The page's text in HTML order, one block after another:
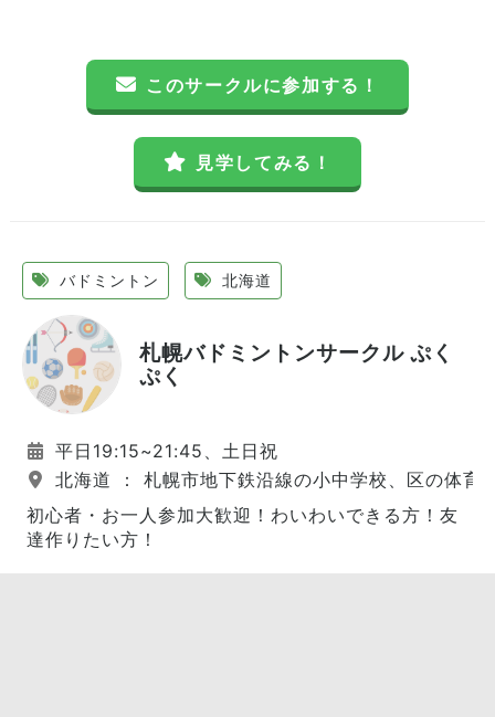
このサークルに参加する！
見学してみる！
バドミントン 北海道
札幌バドミントンサークル ぷく
ぷく
平日19:15~21:45、土日祝
北海道 ： 札幌市地下鉄沿線の小中学校、区の体育
初心者・お一人参加大歓迎！わいわいできる方！友
達作りたい方！